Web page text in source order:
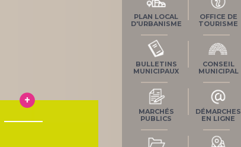
PLAN LOCAL
D'URBANISME
OFFICE DE
TOURISME
BULLETINS
MUNICIPAUX
CONSEIL
MUNICIPAL
MARCHÉS
PUBLICS
DÉMARCHES
EN LIGNE